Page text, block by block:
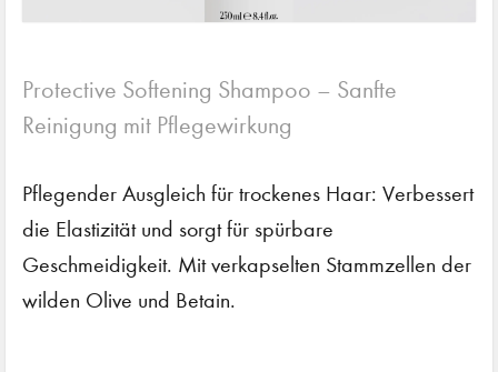
Protective Softening Shampoo – Sanfte
Reinigung mit Pflegewirkung
Pflegender Ausgleich für trockenes Haar: Verbessert
die Elastizität und sorgt für spürbare
Geschmeidigkeit. Mit verkapselten Stammzellen der
wilden Olive und Betain.